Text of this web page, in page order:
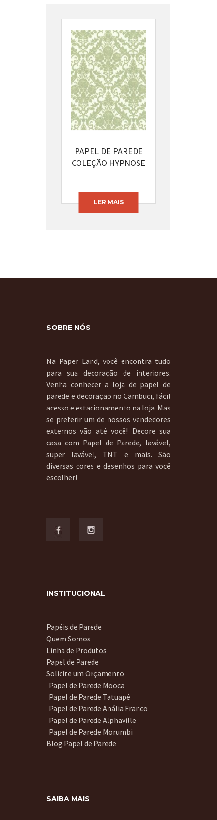
PAPEL DE PAREDE
COLEÇÃO HYPNOSE
LER MAIS
SOBRE NÓS
Na Paper Land, você encontra tudo
para sua decoração de interiores.
Venha conhecer a loja de papel de
parede e decoração no Cambuci, fácil
acesso e estacionamento na loja. Mas
se preferir um de nossos vendedores
externos vão até você! Decore sua
casa com Papel de Parede, lavável,
super lavável, TNT e mais. São
diversas cores e desenhos para você
escolher!
INSTITUCIONAL
Papéis de Parede
Quem Somos
Linha de Produtos
Papel de Parede
Solicite um Orçamento
Papel de Parede Mooca
Papel de Parede Tatuapé
Papel de Parede Anália Franco
Papel de Parede Alphaville
Papel de Parede Morumbi
Blog Papel de Parede
SAIBA MAIS